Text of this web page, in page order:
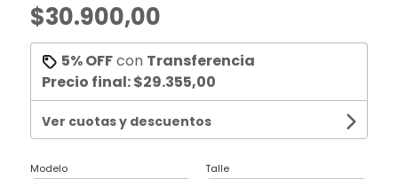
$30.900,00
5% OFFcon Transferencia
Precio final:$29.355,00
Ver cuotas y descuentos
Modelo Talle